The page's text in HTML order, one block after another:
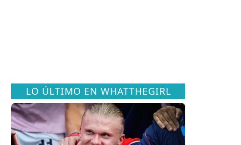
LO ÚLTIMO EN WHATTHEGIRL